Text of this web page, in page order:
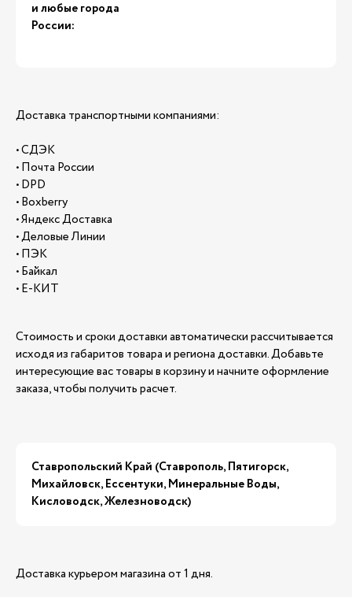
и любые города
России:
Доставка транспортными компаниями:
• СДЭК
• Почта России
• DPD
• Boxberry
• Яндекс Доставка
• Деловые Линии
• ПЭК
• Байкал
• Е-КИТ
Стоимость и сроки доставки автоматически рассчитывается
исходя из габаритов товара и региона доставки. Добавьте
интересующие вас товары в корзину и начните оформление
заказа, чтобы получить расчет.
Ставропольский Край (Ставрополь, Пятигорск,
Михайловск, Ессентуки, Минеральные Воды,
Кисловодск, Железноводск)
Доставка курьером магазина от 1 дня.